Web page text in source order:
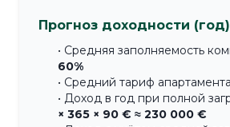
Прогноз доходности
• Средняя заполняемость
60%
• Средний тариф
• Доход в год при полной
× 365 × 90 € ≈ 230 000 €